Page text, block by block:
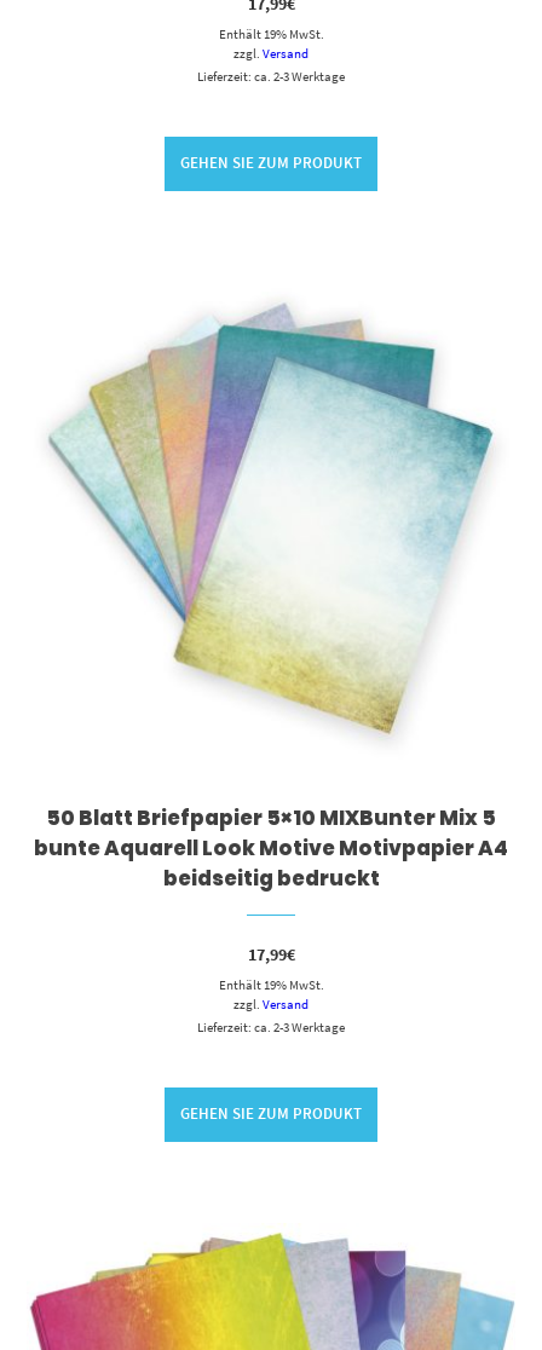
Enthält 19% MwSt.
zzgl. Versand
Lieferzeit: ca. 2-3 Werktage
GEHEN SIE ZUM PRODUKT
50 Blatt Briefpapier 5×10 MIXBunter Mix 5
bunte Aquarell Look Motive Motivpapier A4
beidseitig bedruckt
17,99€
Enthält 19% MwSt.
zzgl. Versand
Lieferzeit: ca. 2-3 Werktage
GEHEN SIE ZUM PRODUKT